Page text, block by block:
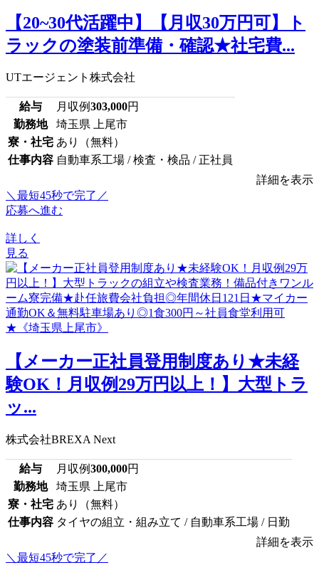
【20~30代活躍中】【月収30万円可】ト
ラックの塗装前準備・確認★社宅費...
UTエージェント株式会社
給与 月収例303,000円
勤務地
埼玉県 上尾市
寮・社宅 あり（無料）
仕事内容 自動車系工場 / 検査・検品 / 正社員
詳細を表示
＼最短45秒で完了／
応募へ進む
詳しく
見る
【メーカー正社員登用制度あり★未経
験OK！月収例29万円以上！】大型トラ
ッ...
株式会社BREXA Next
給与 月収例300,000円
勤務地
埼玉県 上尾市
寮・社宅 あり（無料）
仕事内容 タイヤの組立・組み立て / 自動車系工場 / 日勤
詳細を表示
＼最短45秒で完了／